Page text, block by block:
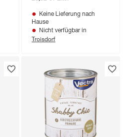
Keine Lieferung nach
Hause
Nicht verfügbar in
Troisdorf